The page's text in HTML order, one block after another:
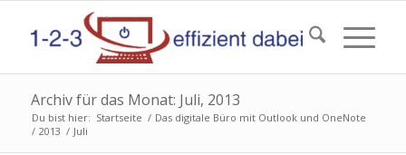
Archiv für das Monat: Juli, 2013
Du bist hier: Startseite / Das digitale Büro mit Outlook und OneNote
/ 2013 / Juli